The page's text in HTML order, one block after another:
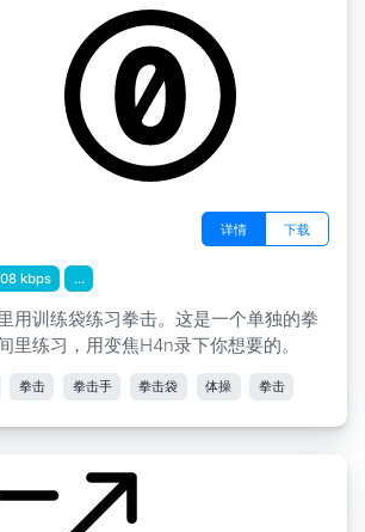
详情 下载
kbps ...
用训练袋练习拳击。这是一个单独的拳
里练习，用变焦H4n录下你想要的。
拳击 拳击手 拳击袋 体操 拳击